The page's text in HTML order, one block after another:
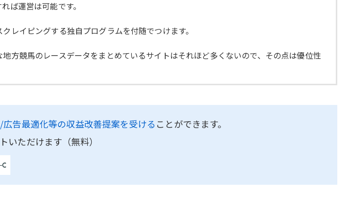
ば運営は可能です。
レイピングする独自プログラムを付随でつけます。
方競馬のレースデータをまとめているサイトはそれほど多くないので、その点は優位性
告最適化等の収益改善提案を受ける ことができます。
いただけます（無料）